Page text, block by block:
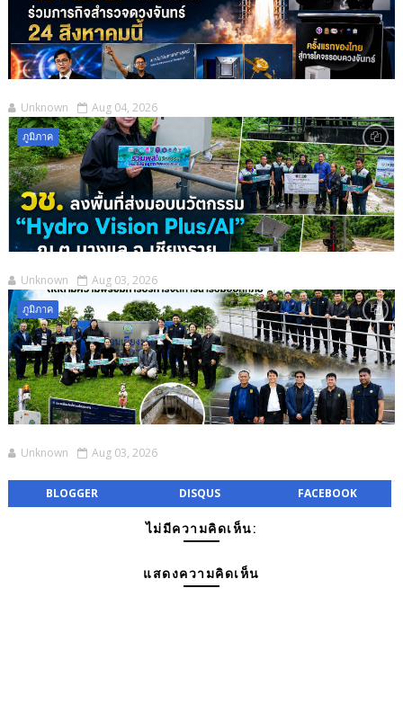
Unknown Aug 04, 2026
ภูมิภาค
Unknown Aug 03, 2026
ภูมิภาค
Unknown Aug 03, 2026
BLOGGER DISQUS FACEBOOK
ไม่มีความคิดเห็น:
แสดงความคิดเห็น